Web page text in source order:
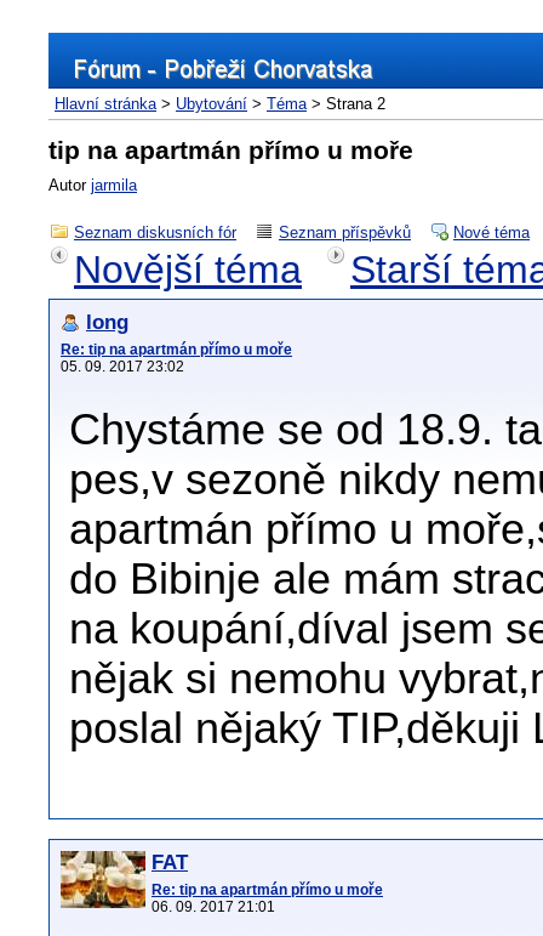
Hlavní stránka> Ubytování > Téma> Strana 2
tip na apartmán přímo u moře
Autor jarmila
Seznam diskusních fór Seznam příspěvků Nové téma
Novější téma Starší
long
Re: tip na apartmán přímo u moře
05. 09. 2017 23:02
Chystáme se od 18.9.
pes,v sezoně nikdy
apartmán přímo u
do Bibinje ale mám
na koupání,díval jsem
nějak si nemohu
poslal nějaký TIP,děkuji
FAT
Re: tip na apartmán přímo u moře
06. 09. 2017 21:01